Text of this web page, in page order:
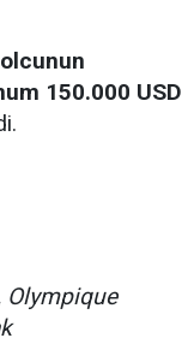
150.000 USD
Olympique